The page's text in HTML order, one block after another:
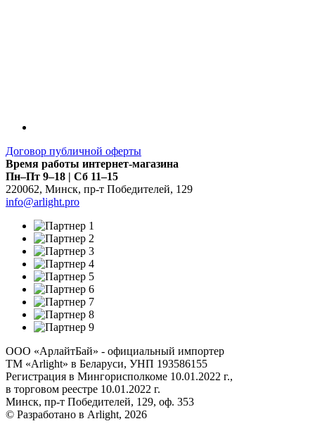
Договор публичной оферты
Время работы интернет-магазина
Пн–Пт 9–18 | Сб 11–15
220062, Минск, пр-т Победителей, 129
info@arlight.pro
ООО «АрлайтБай» - официальный импортер
ТМ «Arlight» в Беларуси, УНП 193586155
Регистрация в Мингорисполкоме 10.01.2022 г.,
в торговом реестре 10.01.2022 г.
Минск, пр-т Победителей, 129, оф. 353
© Разработано в Arlight, 2026